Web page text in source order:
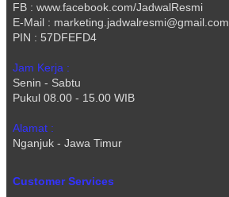
FB : www.facebook.com/JadwalResmi
E-Mail : marketing.jadwalresmi@gmail.com
PIN : 57DFEFD4
Jam Kerja :
Senin - Sabtu
Pukul 08.00 - 15.00 WIB
Alamat :
Nganjuk - Jawa Timur
Customer Services